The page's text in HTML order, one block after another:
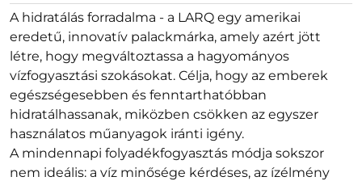
A hidratálás forradalma - a LARQ egy amerikai
eredetű, innovatív palackmárka, amely azért jött
létre, hogy megváltoztassa a hagyományos
vízfogyasztási szokásokat. Célja, hogy az emberek
egészségesebben és fenntarthatóbban
hidratálhassanak, miközben csökken az egyszer
használatos műanyagok iránti igény.
A mindennapi folyadékfogyasztás módja sokszor
nem ideális: a víz minősége kérdéses, az ízélmény